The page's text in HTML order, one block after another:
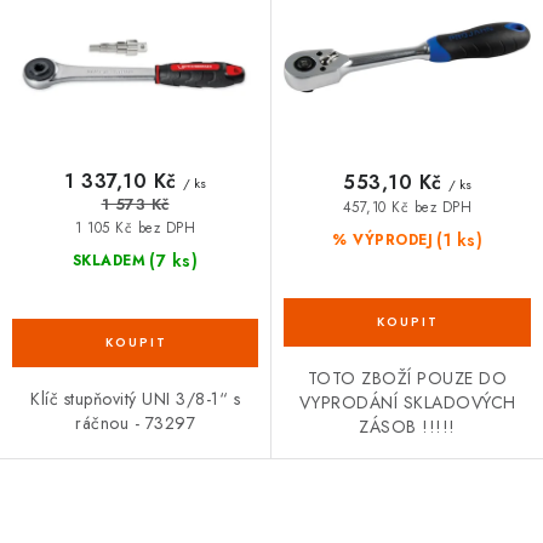
ZNAČKY
Podmínky ochrany osobních údajů
Moje objednávka
tk
SKLADEM (7 ks)
1 105 Kč bez DPH
1 337,10 Kč / ks
1 573 Kč
Klíč stupňovitý UNI 3/8-1“ s
ráčnou - 73297
% VÝPRODEJ (1 ks)
457,10 Kč bez DPH
553,10 Kč / ks
TOTO ZBOŽÍ POUZE DO
VYPRODÁNÍ SKLADOVÝCH
ZÁSOB !!!!!